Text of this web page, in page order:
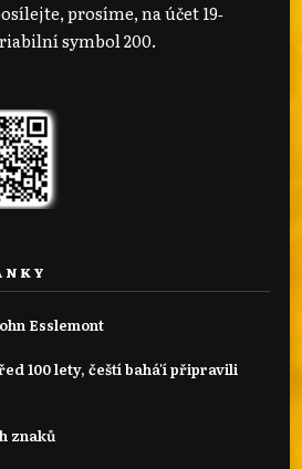
prosíme, na účet 19‐
symbol 200.
Esslemont
100 lety, čeští bahá'í připravili
znaků